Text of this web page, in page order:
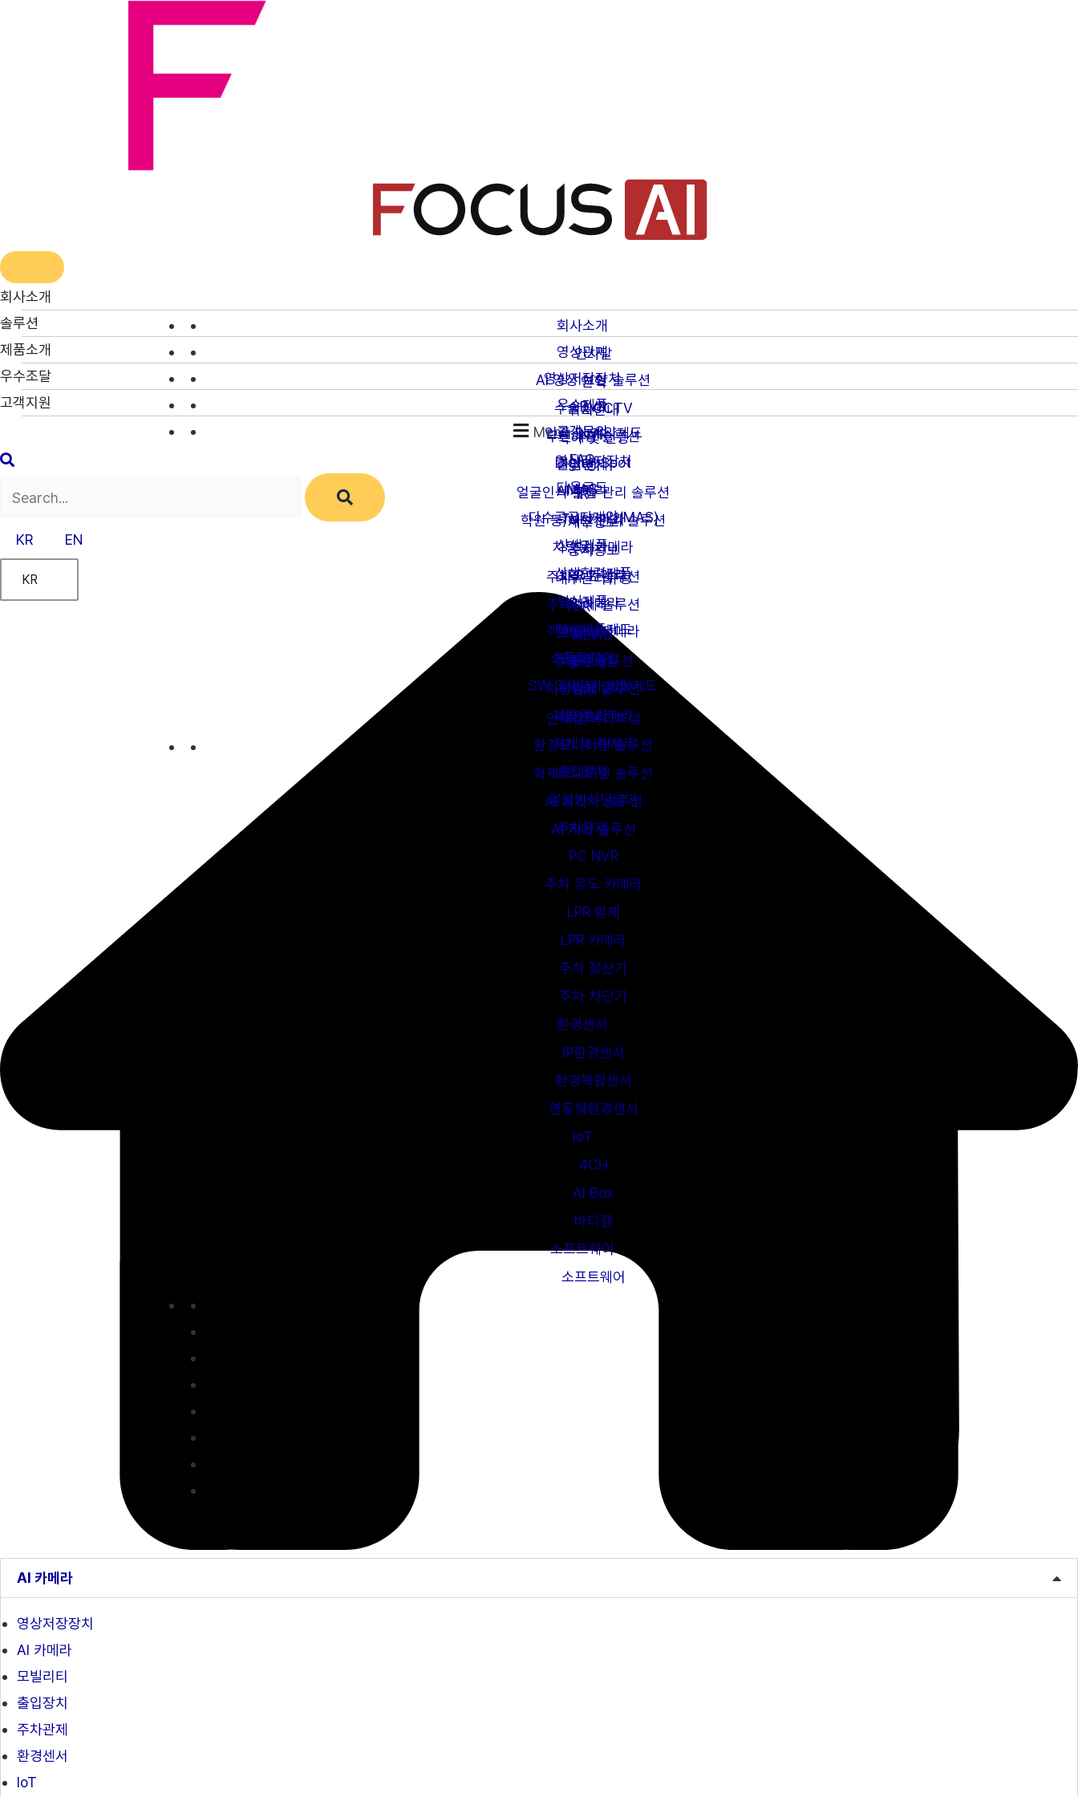
회사소개
회사소개
인사말
연혁
위치안내
특허 및 인증
CI
IR
재무정보
공시정보
내부관리규정
PR
NEWS
홍보자료
HR
인재상/복리후생
솔루션
영상관제
AI 영상 보안 솔루션
수술실CCTV
무인매장 솔루션
출입관제
얼굴인식 출입 관리 솔루션
학원 등/하원 관리 솔루션
주차
주차유도 솔루션
주차관제 솔루션
모빌리티
캠핑카 솔루션
차량관제 솔루션
세이프티
환경모니터링 솔루션
화재모니터링 솔루션
AI 지게차 솔루션
AI 케어 솔루션
제품소개
영상저장장치
DVR
NVR
Digital Spot
AI카메라
TVI 카메라
차량용 카메라
LPR 카메라
IP 카메라
객체인식 카메라
모빌리티
차량용 DVR
차량용 카메라
지게차 카메라
출입장치
얼굴인식단말기
주차관제
PC NVR
주차 유도 카메라
LPR 함체
LPR 카메라
주차 정산기
주차 차단기
환경센서
IP환경센서
환경복합센서
연동형환경센서
IoT
4CH
AI Box
바디캠
소프트웨어
소프트웨어
우수조달
우수제품
인증 및 계약제도
영상감지장치
MAS
다수공급자계약(MAS)
상생제품
상생협력제품
혁신제품
혁신제품제도
소프트웨어
SW 3자단가 계약제도
고객지원
고객문의
FAQ
다운로드
Menu
KR EN
KR
AI 카메라
영상저장장치
AI 카메라
모빌리티
출입장치
주차관제
환경센서
IoT